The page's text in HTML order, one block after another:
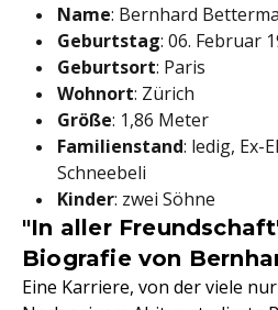
Name: Bernhard
Geburtstag: 06. Februar
Geburtsort: Paris
Wohnort: Zürich
Größe: 1,86 Meter
Familienstand: ledig, Ex-
Schneebeli
Kinder: zwei Söhne
"In aller
Biografie von
Eine Karriere, von der viele